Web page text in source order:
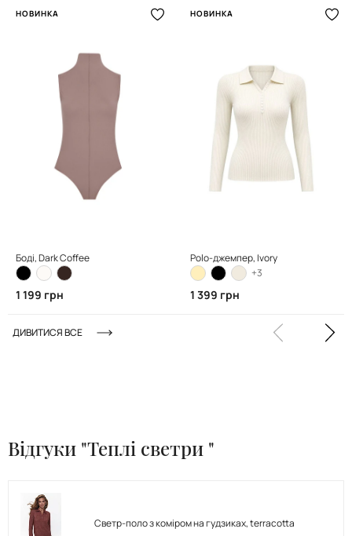
ДИВИТИСЯ ВСЕ
НОВИНКА
Боді, Dark Coffee
1 199 грн
НОВИНКА
Polo-джемпер, Ivory
+3
1 399 грн
Відгуки "Теплі светри "
Светр-поло з коміром на гудзиках, terracotta